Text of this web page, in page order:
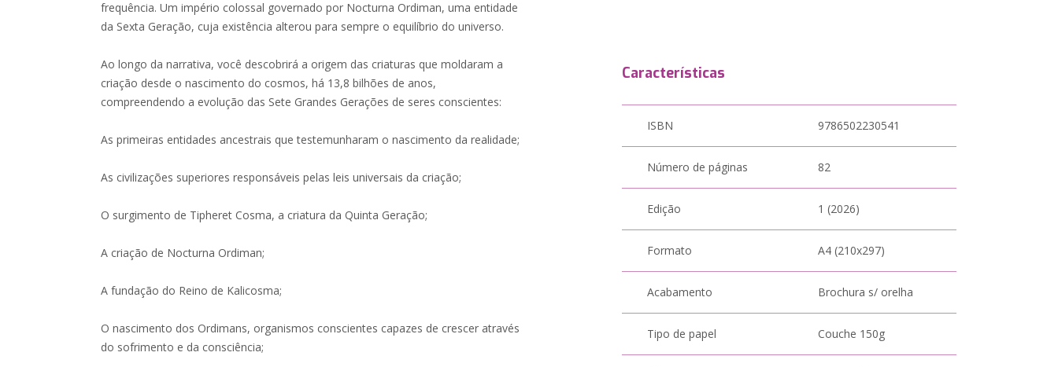
frequência. Um império colossal governado por Nocturna Ordiman, uma entidade
da Sexta Geração, cuja existência alterou para sempre o equilíbrio do universo.
Ao longo da narrativa, você descobrirá a origem das criaturas que moldaram a
criação desde o nascimento do cosmos, há 13,8 bilhões de anos,
compreendendo a evolução das Sete Grandes Gerações de seres conscientes:
As primeiras entidades ancestrais que testemunharam o nascimento da realidade;
As civilizações superiores responsáveis pelas leis universais da criação;
O surgimento de Tipheret Cosma, a criatura da Quinta Geração;
A criação de Nocturna Ordiman;
A fundação do Reino de Kalicosma;
O nascimento dos Ordimans, organismos conscientes capazes de crescer através
do sofrimento e da consciência;
Características
ISBN 9786502230541
Número de páginas 82
Edição 1 (2026)
Formato A4 (210x297)
Acabamento Brochura s/ orelha
Tipo de papel Couche 150g